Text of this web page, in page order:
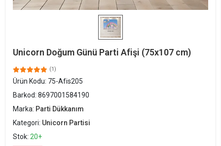
Unicorn Doğum Günü Parti Afişi (75x107 cm)
(1)
Ürün Kodu: 75-Afis205
Barkod: 8697001584190
Marka: Parti Dükkanım
Kategori: Unicorn Partisi
Stok: 20+